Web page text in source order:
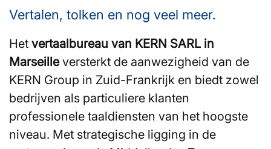
Vertalen, tolken en nog veel meer.
Het vertaalbureau van KERN SARL in
Marseilleversterkt de aanwezigheid van de
KERN Group in Zuid-Frankrijk en biedt zowel
bedrijven als particuliere klanten
professionele taaldiensten van het hoogste
niveau. Met strategische ligging in de